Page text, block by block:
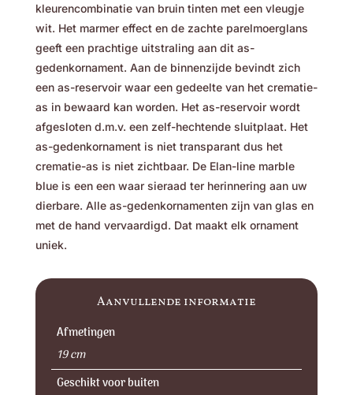
kleurencombinatie van bruin tinten met een vleugje
wit. Het marmer effect en de zachte parelmoerglans
geeft een prachtige uitstraling aan dit as-
gedenkornament. Aan de binnenzijde bevindt zich
een as-reservoir waar een gedeelte van het crematie-
as in bewaard kan worden. Het as-reservoir wordt
afgesloten d.m.v. een zelf-hechtende sluitplaat. Het
as-gedenkornament is niet transparant dus het
crematie-as is niet zichtbaar. De Elan-line marble
blue is een een waar sieraad ter herinnering aan uw
dierbare. Alle as-gedenkornamenten zijn van glas en
met de hand vervaardigd. Dat maakt elk ornament
uniek.
Aanvullende informatie
Afmetingen
19 cm
Geschikt voor buiten